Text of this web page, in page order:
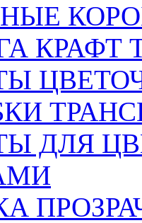
КРАФТ
ДЛЯ